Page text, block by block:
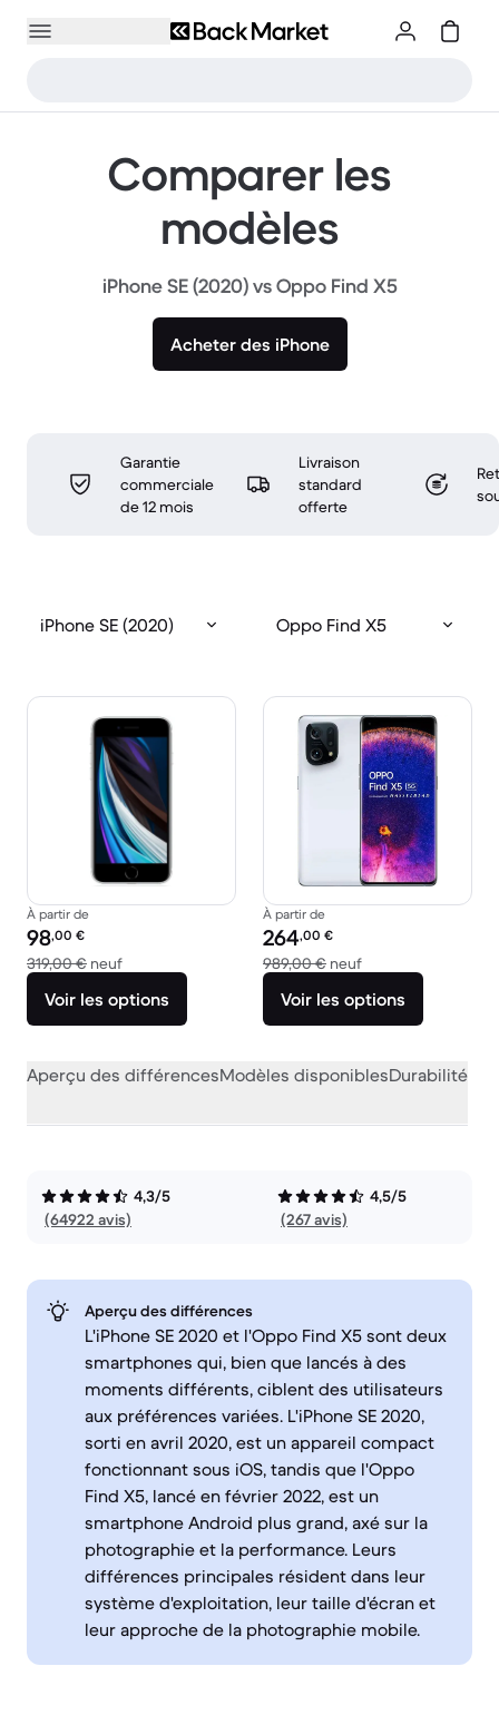
Comparer les
modèles
iPhone SE (2020) vs Oppo Find X5
Acheter des iPhone
Garantie
commerciale
de 12 mois
Livraison
standard
offerte
iPhone SE (2020) Oppo Find X5
À partir de
Prix reconditionné :
98,00 €
319,00 € neufcontre 319,00 € neuf
Voir les options
À partir de
Prix reconditionné :
264,00 €
989,00 € neufcontre 989,00 €
Voir les options
Aperçu des différencesModèles disponiblesDurabilité
4,3/5
(64922 avis)
4,5/5
(267 avis)
Aperçu des différences
L'iPhone SE 2020 et l'Oppo Find X5 sont deux
smartphones qui, bien que lancés à des
moments différents, ciblent des utilisateurs
aux préférences variées. L'iPhone SE 2020,
sorti en avril 2020, est un appareil compact
fonctionnant sous iOS, tandis que l'Oppo
Find X5, lancé en février 2022, est un
smartphone Android plus grand, axé sur la
photographie et la performance. Leurs
différences principales résident dans leur
système d'exploitation, leur taille d'écran et
leur approche de la photographie mobile.